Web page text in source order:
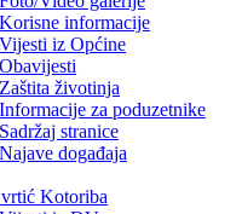
Korisne informacije
Vijesti iz Općine
Obavijesti
Zaštita životinja
Informacije za poduzetnike
Sadržaj stranice
Najave događaja
Kotoriba